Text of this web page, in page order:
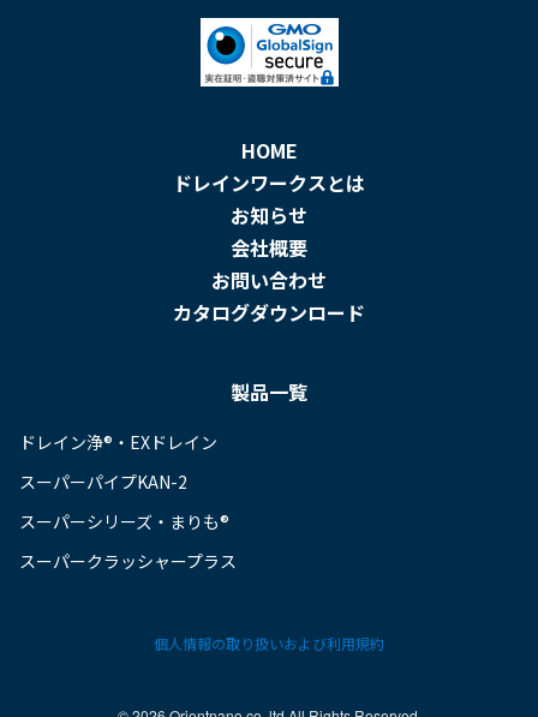
HOME
ドレインワークスとは
お知らせ
会社概要
お問い合わせ
カタログダウンロード
製品一覧
ドレイン浄®・EXドレイン
スーパーパイプKAN-2
スーパーシリーズ・まりも®
スーパークラッシャープラス
個人情報の取り扱いおよび利用規約